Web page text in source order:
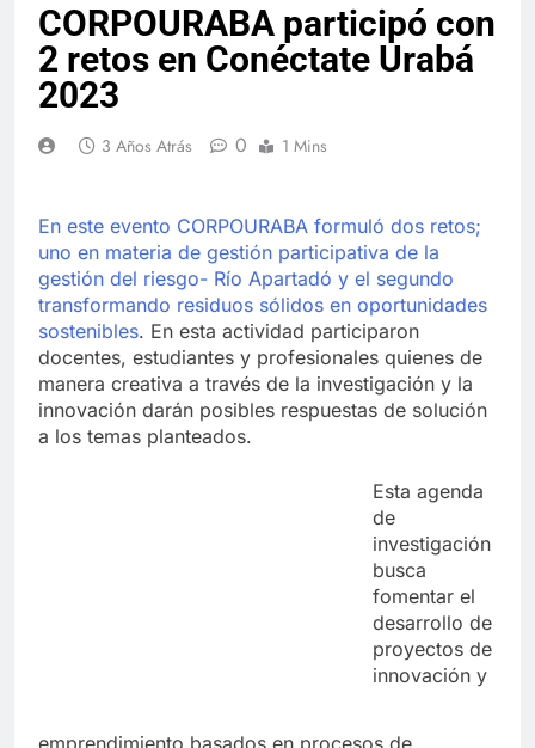
CORPOURABA participó con
2 retos en Conéctate Urabá
2023
3 Años Atrás 0 1 Mins
En este evento CORPOURABA formuló dos retos;
uno en materia de gestión participativa de la
gestión del riesgo- Río Apartadó y el segundo
transformando residuos sólidos en oportunidades
sostenibles. En esta actividad participaron
docentes, estudiantes y profesionales quienes de
manera creativa a través de la investigación y la
innovación darán posibles respuestas de solución
a los temas planteados.
Esta agenda
de
investigación
busca
fomentar el
desarrollo de
proyectos de
innovación y
emprendimiento basados en procesos de